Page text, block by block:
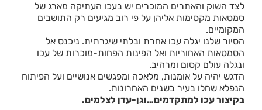
לצד השוק והאתרים המוכרים יש בעכו העתיקה מארג של
סמטאות מקסימות אליהן על פי רוב מגיעים רק התושבים
המקומיים.
הסיור שלנו יגלה עכו אחרת ובלתי שיגרתית. ניכנס אל
הסמטאות האחוריות ואל הפינות הפחות-מוכרות של עכו
ונגלה עולם קסום ומרהיב.
הדגש יהיה על אומנות, מלאכה ומפגשים אנושיים ועל הפיתוח
הנפלא שחלו בעיר בשנים האחרונות.
בקיצור עכו למתקדמים…וגן-עדן לצלמים.